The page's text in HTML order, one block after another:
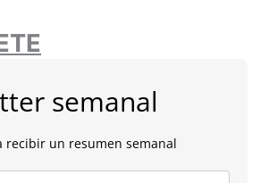
semanal
recibir un resumen semanal